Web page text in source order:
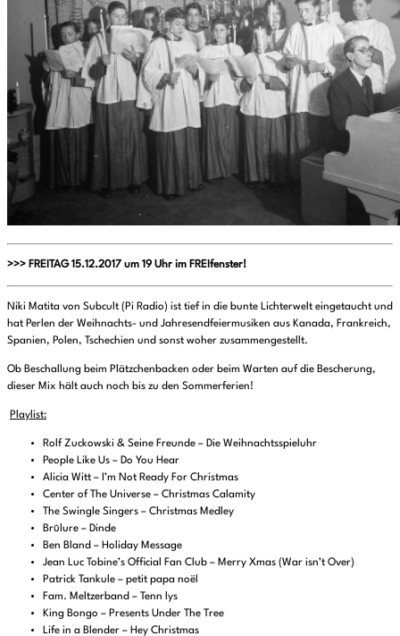
>>> FREITAG 15.12.2017 um 19 Uhr im FREIfenster!
Niki Matita von Subcult (Pi Radio) ist tief in die bunte Lichterwelt eingetaucht und
hat Perlen der Weihnachts- und Jahresendfeiermusiken aus Kanada, Frankreich,
Spanien, Polen, Tschechien und sonst woher zusammengestellt.
Ob Beschallung beim Plätzchenbacken oder beim Warten auf die Bescherung,
dieser Mix hält auch noch bis zu den Sommerferien!
Playlist:
Rolf Zuckowski & Seine Freunde – Die Weihnachtsspieluhr
People Like Us – Do You Hear
Alicia Witt – I’m Not Ready For Christmas
Center of The Universe – Christmas Calamity
The Swingle Singers – Christmas Medley
Brûlure – Dinde
Ben Bland – Holiday Message
Jean Luc Tobine’s Official Fan Club – Merry Xmas (War isn’t Over)
Patrick Tankule – petit papa noël
Fam. Meltzerband – Tenn lys
King Bongo – Presents Under The Tree
Life in a Blender – Hey Christmas